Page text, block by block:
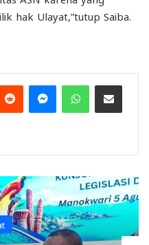
hak Ulayat,”tutup Saiba.
Reddit MessengerWhatsAppShare via Email